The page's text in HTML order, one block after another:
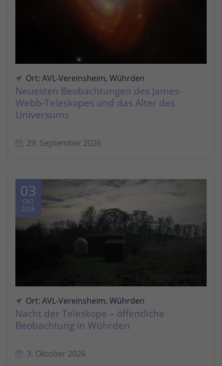
Ort: AVL-Vereinsheim, Wührden
Neuesten Beobachtungen des James-
Webb-Teleskopes und das Alter des
Universums
29. September 2026
03
OKT
2026
Ort: AVL-Vereinsheim, Wührden
Nacht der Teleskope – öffentliche
Beobachtung in Wührden
3. Oktober 2026